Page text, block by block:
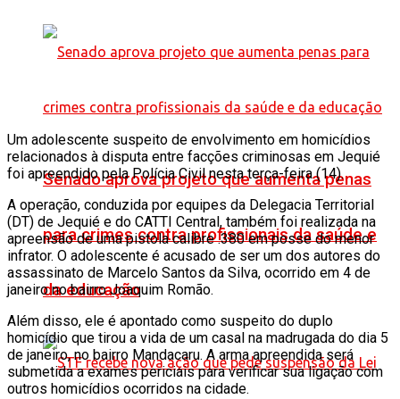
Senado aprova projeto que aumenta penas
para crimes contra profissionais da saúde e
da educação
Um adolescente suspeito de envolvimento em homicídios
relacionados à disputa entre facções criminosas em Jequié
foi apreendido pela Polícia Civil nesta terça-feira (14).
A operação, conduzida por equipes da Delegacia Territorial
(DT) de Jequié e do CATTI Central, também foi realizada na
apreensão de uma pistola calibre .380 em posse do menor
infrator. O adolescente é acusado de ser um dos autores do
assassinato de Marcelo Santos da Silva, ocorrido em 4 de
janeiro no bairro Joaquim Romão.
Além disso, ele é apontado como suspeito do duplo
homicídio que tirou a vida de um casal na madrugada do dia 5
de janeiro, no bairro Mandacaru. A arma apreendida será
submetida a exames periciais para verificar sua ligação com
outros homicídios ocorridos na cidade.